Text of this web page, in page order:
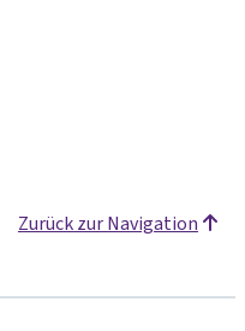
Zurück zur Navigation